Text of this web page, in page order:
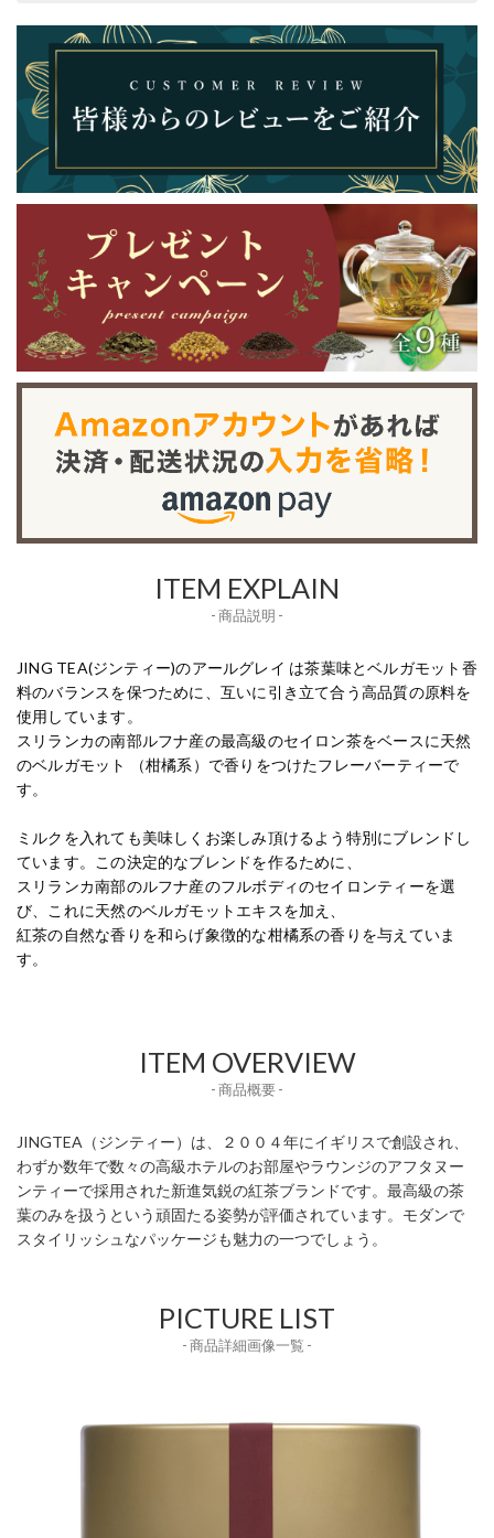
ITEM EXPLAIN
- 商品説明 -
JING TEA(ジンティー)のアールグレイ は茶葉味とベルガモット香
料のバランスを保つために、互いに引き立て合う高品質の原料を
使用しています。
スリランカの南部ルフナ産の最高級のセイロン茶をベースに天然
のベルガモット （柑橘系）で香りをつけたフレーバーティーで
す。
ミルクを入れても美味しくお楽しみ頂けるよう特別にブレンドし
ています。この決定的なブレンドを作るために、
スリランカ南部のルフナ産のフルボディのセイロンティーを選
び、これに天然のベルガモットエキスを加え、
紅茶の自然な香りを和らげ象徴的な柑橘系の香りを与えていま
す。
ITEM OVERVIEW
- 商品概要 -
JINGTEA（ジンティー）は、２００４年にイギリスで創設され、
わずか数年で数々の高級ホテルのお部屋やラウンジのアフタヌー
ンティーで採用された新進気鋭の紅茶ブランドです。最高級の茶
葉のみを扱うという頑固たる姿勢が評価されています。モダンで
スタイリッシュなパッケージも魅力の一つでしょう。
PICTURE LIST
- 商品詳細画像一覧 -